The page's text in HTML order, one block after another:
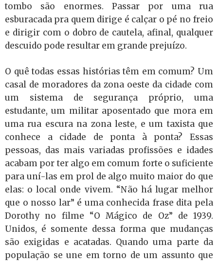
tombo são enormes. Passar por uma rua
esburacada pra quem dirige é calçar o pé no freio
e dirigir com o dobro de cautela, afinal, qualquer
descuido pode resultar em grande prejuízo.
O quê todas essas histórias têm em comum? Um
casal de moradores da zona oeste da cidade com
um sistema de segurança próprio, uma
estudante, um militar aposentado que mora em
uma rua escura na zona leste, e um taxista que
conhece a cidade de ponta à ponta? Essas
pessoas, das mais variadas profissões e idades
acabam por ter algo em comum forte o suficiente
para uní-las em prol de algo muito maior do que
elas: o local onde vivem. “Não há lugar melhor
que o nosso lar” é uma conhecida frase dita pela
Dorothy no filme “O Mágico de Oz” de 1939.
Unidos, é somente dessa forma que mudanças
são exigidas e acatadas. Quando uma parte da
população se une em torno de um assunto que